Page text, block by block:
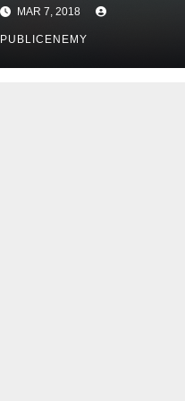
secondi
MAR 7, 2018
PUBLICENEMY